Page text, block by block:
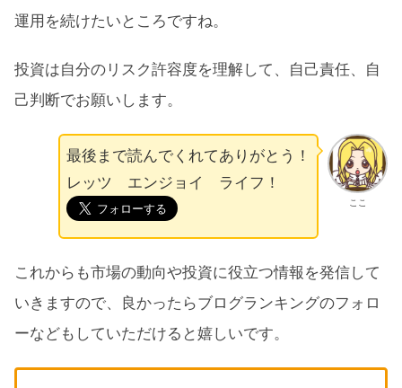
運用を続けたいところですね。
投資は自分のリスク許容度を理解して、自己責任、自
己判断でお願いします。
ここ
最後まで読んでくれてありがとう！
レッツ エンジョイ ライフ！
これからも市場の動向や投資に役立つ情報を発信して
いきますので、良かったらブログランキングのフォロ
ーなどもしていただけると嬉しいです。